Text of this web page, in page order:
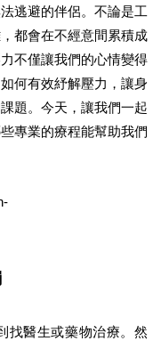
逃避的伴侶。不論是工
都會在不經意間累積成
不僅讓我們的心情變得
何有效紓解壓力，讓身
題。今天，讓我們一起
專業的療程能幫助我們
找醫生或藥物治療。然